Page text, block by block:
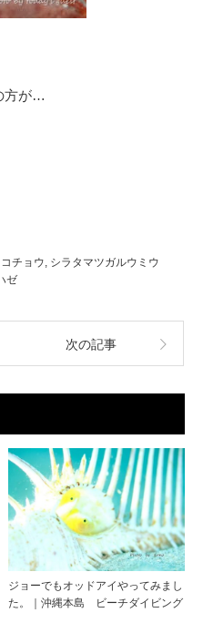
方が…
チョウ, シラタマツガルウミウ
ゼ
次の記事
ジョーでもオッドアイやってみまし
た。｜沖縄本島 ビーチダイビング